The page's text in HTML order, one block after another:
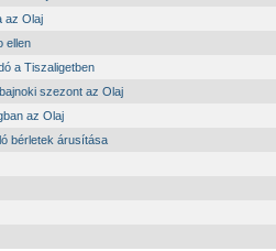
az Olaj
ellen
a Tiszaligetben
szezont az Olaj
az Olaj
bérletek árusítása